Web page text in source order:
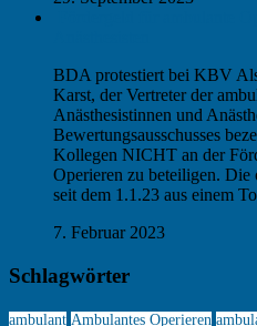
BDA protestiert bei KBV
Karst, der Vertreter der
Anästhesistinnen und
Bewertungsausschusses
Kollegen NICHT an der
Operieren zu beteiligen. Die
seit dem 1.1.23 aus einem
7. Februar 2023
Schlagwörter
ambulant Ambulantes Operieren